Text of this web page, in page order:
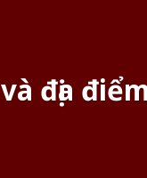
địa